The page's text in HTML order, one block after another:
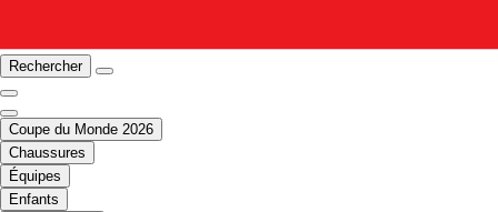
Rechercher
Coupe du Monde 2026
Chaussures
Équipes
Enfants